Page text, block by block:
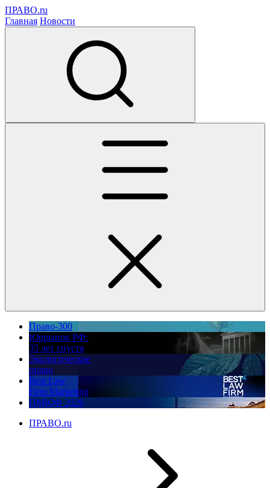
ПРАВО.ru
Главная Новости
Право-300
Юррынок РФ:
35 лет спустя
Экологическое
право
Best Law
Firm Marketing
ПМЮФ 2026
ПРАВО.ru